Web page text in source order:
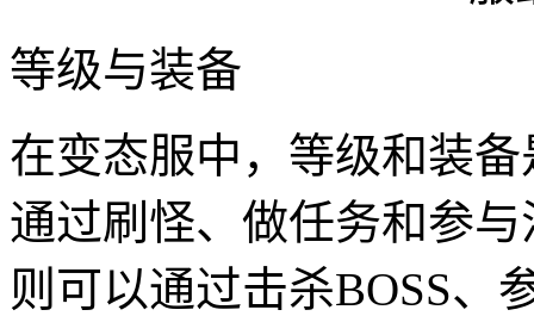
等级与装备
在变态服中，等级和装
通过刷怪、做任务和参
则可以通过击杀BOSS、